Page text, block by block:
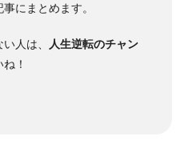
事にまとめます。
人は、
人生逆転のチャン
！